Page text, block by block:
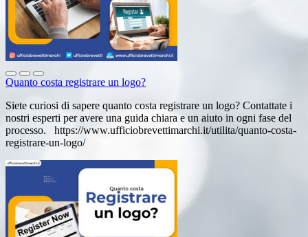
Quanto costa registrare un logo?
Siete curiosi di sapere quanto costa registrare un logo? Contattate i
nostri esperti per avere una guida chiara e un aiuto in ogni fase del
processo. https://www.ufficiobrevettimarchi.it/utilita/quanto-costa-
registrare-un-logo/